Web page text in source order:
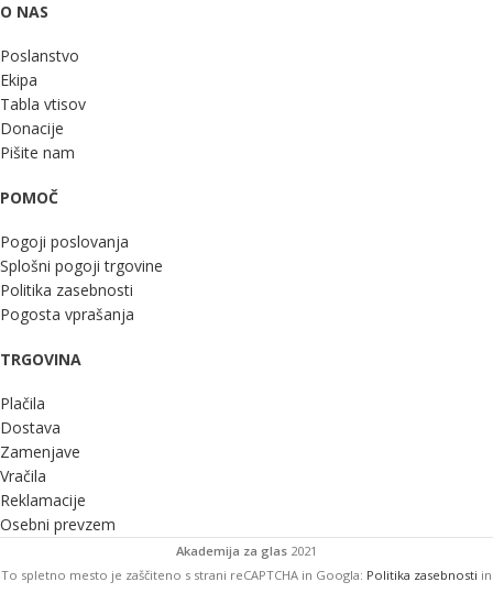
O NAS
Poslanstvo
Ekipa
Tabla vtisov
Donacije
Pišite nam
POMOČ
Pogoji poslovanja
Splošni pogoji trgovine
Politika zasebnosti
Pogosta vprašanja
TRGOVINA
Plačila
Dostava
Zamenjave
Vračila
Reklamacije
Osebni prevzem
Akademija za glas 2021
To spletno mesto je zaščiteno s strani reCAPTCHA in Googla: Politika zasebnosti in